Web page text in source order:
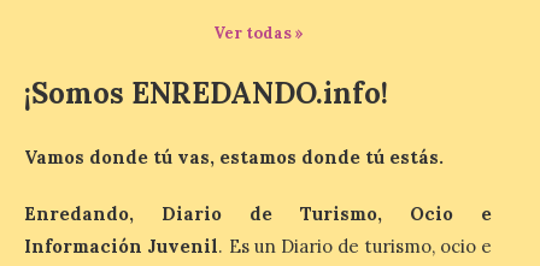
reconocidas. Se han presentado […]
ayuntamiento de
Cabrillanes (Babia) acogen
Arroyo en la colección del
ILC’
Ver todas »
¡Somos ENREDANDO.info!
Vamos donde tú vas, estamos donde tú estás.
Enredando, Diario de Turismo, Ocio e
Información Juvenil. Es un Diario de turismo, ocio e